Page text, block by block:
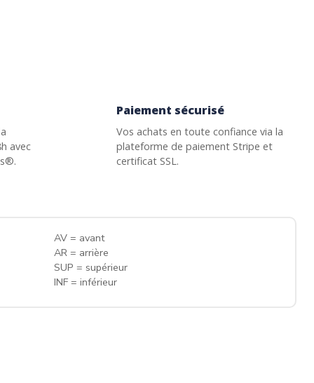
avec
Paiement sécurisé
Vos achats en toute confiance via la
plateforme de paiement Stripe et
certificat SSL.
AV = avant
AR = arrière
SUP = supérieur
INF = inférieur